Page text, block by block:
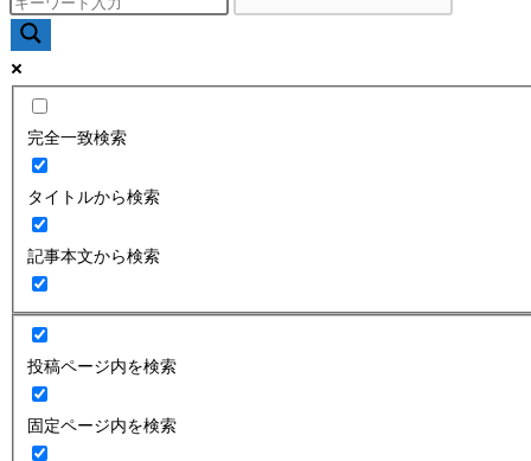
完全一致検索
タイトルから検索
記事本文から検索
投稿ページ内を検索
固定ページ内を検索